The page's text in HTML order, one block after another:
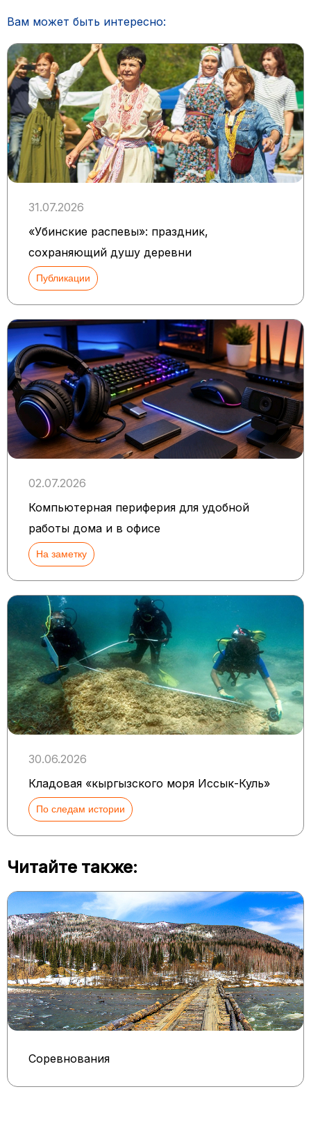
Вам может быть интересно:
31.07.2026
«Убинские распевы»: праздник,
сохраняющий душу деревни
Публикации
02.07.2026
Компьютерная периферия для удобной
работы дома и в офисе
На заметку
30.06.2026
Кладовая «кыргызского моря Иссык-Куль»
По следам истории
Читайте также:
Соревнования